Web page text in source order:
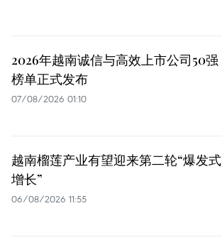
2026年越南诚信与高效上市公司50强
榜单正式发布
07/08/2026 01:10
越南榴莲产业有望迎来第二轮“爆发式
增长”
06/08/2026 11:55